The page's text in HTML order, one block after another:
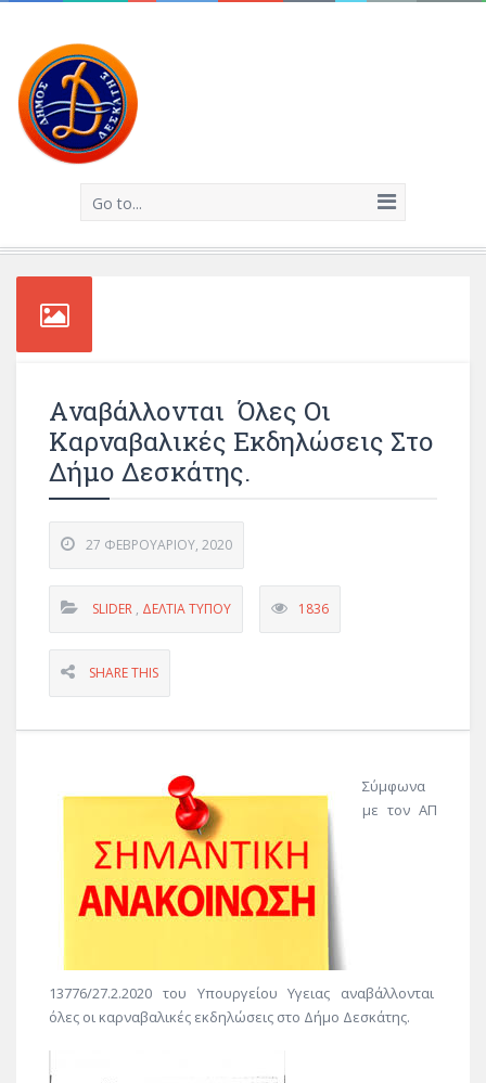
Go to...
Aναβάλλονται Όλες Οι
Καρναβαλικές Εκδηλώσεις Στο
Δήμο Δεσκάτης.
27 ΦΕΒΡΟΥΑΡΊΟΥ, 2020
SLIDER , ΔΕΛΤΊΑ ΤΎΠΟΥ 1836
SHARE THIS
Σύμφωνα
με τον ΑΠ
13776/27.2.2020 του Υπουργείου Υγειας αναβάλλονται
όλες οι καρναβαλικές εκδηλώσεις στο Δήμο Δεσκάτης.